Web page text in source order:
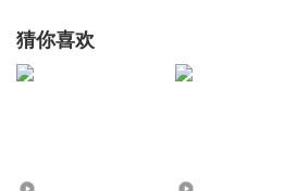
猜你喜欢